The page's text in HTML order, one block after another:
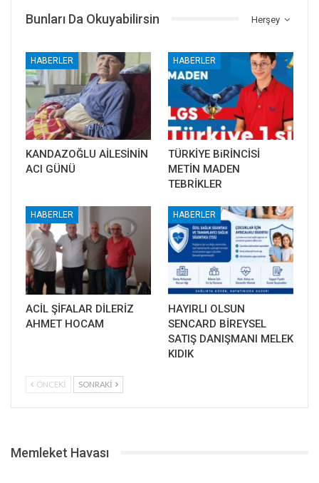
Herşey
Bunları Da Okuyabilirsin
HABERLER
KANDAZOĞLU AİLESİNİN
ACI GÜNÜ
HABERLER
TÜRKİYE BiRİNCİSİ
METİN MADEN
TEBRİKLER
HABERLER
ACİL ŞİFALAR DİLERİZ
AHMET HOCAM
HABERLER
HAYIRLI OLSUN
SENCARD BİREYSEL
SATIŞ DANIŞMANI MELEK
KIDIK
ÖNCEKI SONRAKI
Memleket Havası